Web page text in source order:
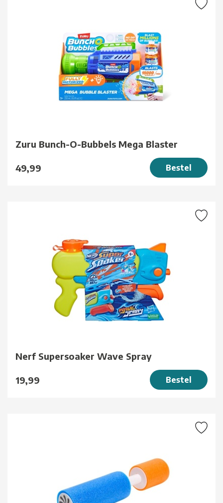
Zuru Bunch-O-Bubbels Mega Blaster
49,99 Bestel
Nerf Supersoaker Wave Spray
19,99 Bestel